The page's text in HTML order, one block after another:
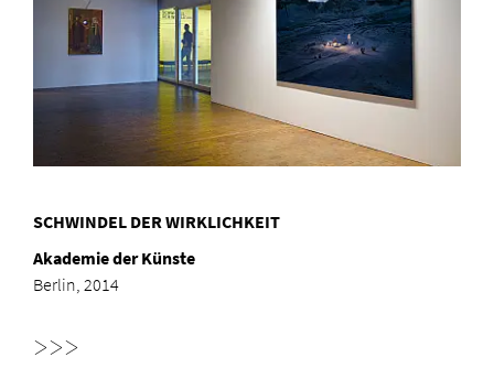
SCHWINDEL DER WIRKLICHKEIT
Akademie der Künste
Berlin, 2014
>>>